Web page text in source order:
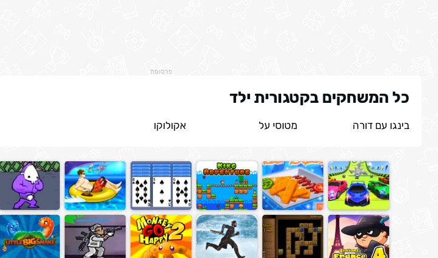
פרסומת
כל המשחקים בקטגורית ילד
בינגו עם דורה מטוסי על אקולוקו